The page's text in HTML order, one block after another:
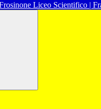
Liceo Scientifico |